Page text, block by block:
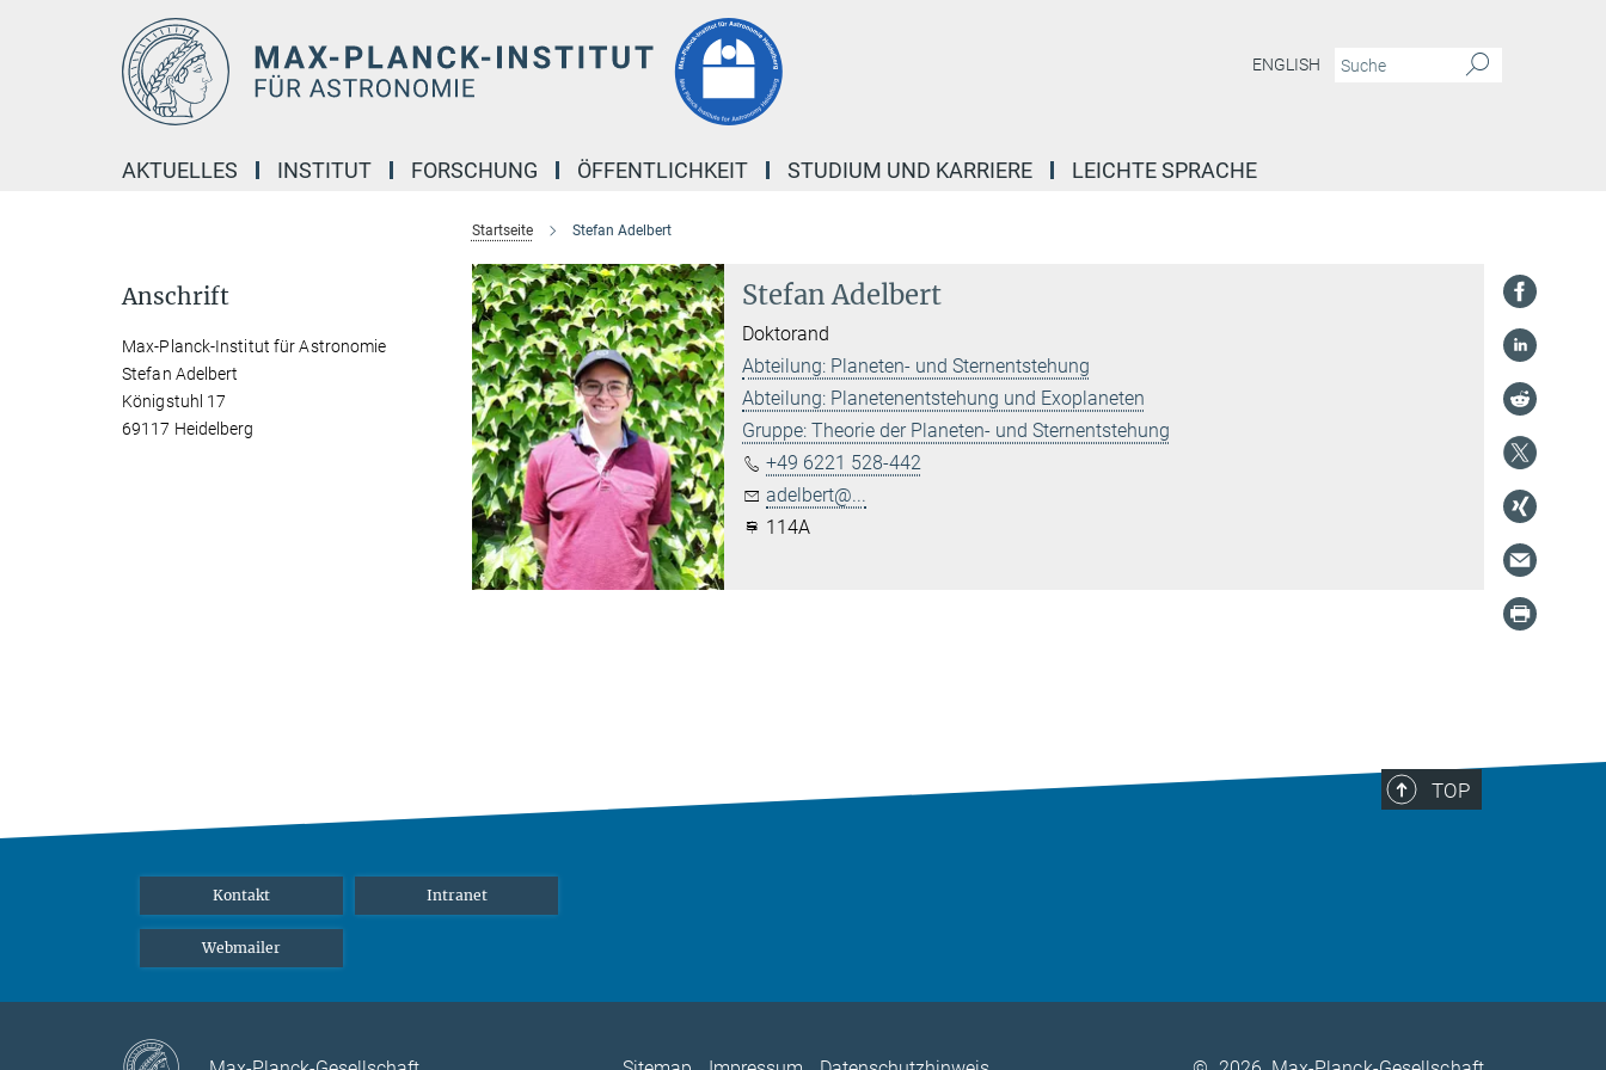
ENGLISH
AKTUELLES INSTITUT FORSCHUNG ÖFFENTLICHKEIT STUDIUM UND KARRIERE LEICHTE SPRACHE
Startseite Stefan Adelbert
Stefan Adelbert
Doktorand
Abteilung: Planeten- und Sternentstehung
Abteilung: Planetenentstehung und Exoplaneten
Gruppe: Theorie der Planeten- und Sternentstehung
+49 6221 528-442
adelbert@...
114A
Anschrift
Max-Planck-Institut für Astronomie
Stefan Adelbert
Königstuhl 17
69117 Heidelberg
TOP
Kontakt Intranet
Webmailer